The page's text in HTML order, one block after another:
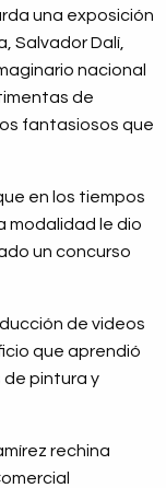
una exposición
Salvador Dalí,
nacional
de
fantasiosos que
en los tiempos
modalidad le dio
un concurso
de videos
que aprendió
de pintura y
rechina